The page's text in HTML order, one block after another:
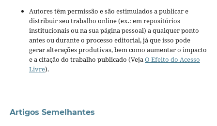
Autores têm permissão e são estimulados a publicar e
distribuir seu trabalho online (ex.: em repositórios
institucionais ou na sua página pessoal) a qualquer ponto
antes ou durante o processo editorial, já que isso pode
gerar alterações produtivas, bem como aumentar o impacto
e a citação do trabalho publicado (VejaO Efeito do Acesso
Livre).
Artigos Semelhantes